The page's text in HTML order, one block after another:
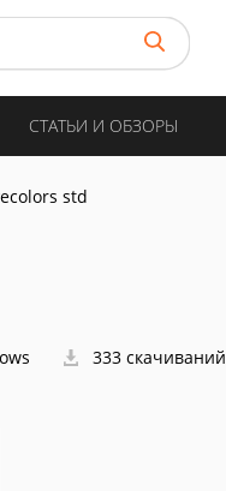
СТАТЬИ И ОБЗОРЫ
std
333 скачиваний